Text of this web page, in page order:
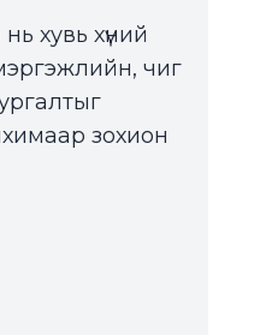
хувь хүний
чиг
зохион